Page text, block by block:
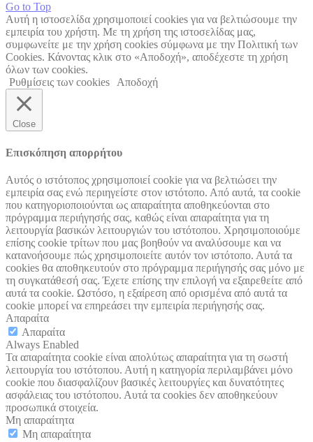
Go to Top
Αυτή η ιστοσελίδα χρησιμοποιεί cookies για να βελτιώσουμε την
εμπειρία του χρήστη. Με τη χρήση της ιστοσελίδας μας,
συμφωνείτε με την χρήση cookies σύμφωνα με την Πολιτική των
Cookies. Κάνοντας κλικ στο «Αποδοχή», αποδέχεστε τη χρήση
όλων των cookies.
Ρυθμίσεις των cookies Αποδοχή
Close
Επισκόπηση απορρήτου
Αυτός ο ιστότοπος χρησιμοποιεί cookie για να βελτιώσει την
εμπειρία σας ενώ περιηγείστε στον ιστότοπο. Από αυτά, τα cookie
που κατηγοριοποιούνται ως απαραίτητα αποθηκεύονται στο
πρόγραμμα περιήγησής σας, καθώς είναι απαραίτητα για τη
λειτουργία βασικών λειτουργιών του ιστότοπου. Χρησιμοποιούμε
επίσης cookie τρίτων που μας βοηθούν να αναλύσουμε και να
κατανοήσουμε πώς χρησιμοποιείτε αυτόν τον ιστότοπο. Αυτά τα
cookies θα αποθηκευτούν στο πρόγραμμα περιήγησής σας μόνο με
τη συγκατάθεσή σας. Έχετε επίσης την επιλογή να εξαιρεθείτε από
αυτά τα cookie. Ωστόσο, η εξαίρεση από ορισμένα από αυτά τα
cookie μπορεί να επηρεάσει την εμπειρία περιήγησής σας.
Απαραίτα
Απαραίτα
Always Enabled
Τα απαραίτητα cookie είναι απολύτως απαραίτητα για τη σωστή
λειτουργία του ιστότοπου. Αυτή η κατηγορία περιλαμβάνει μόνο
cookie που διασφαλίζουν βασικές λειτουργίες και δυνατότητες
ασφάλειας του ιστότοπου. Αυτά τα cookies δεν αποθηκεύουν
προσωπικά στοιχεία.
Μη απαραίτητα
Μη απαραίτητα